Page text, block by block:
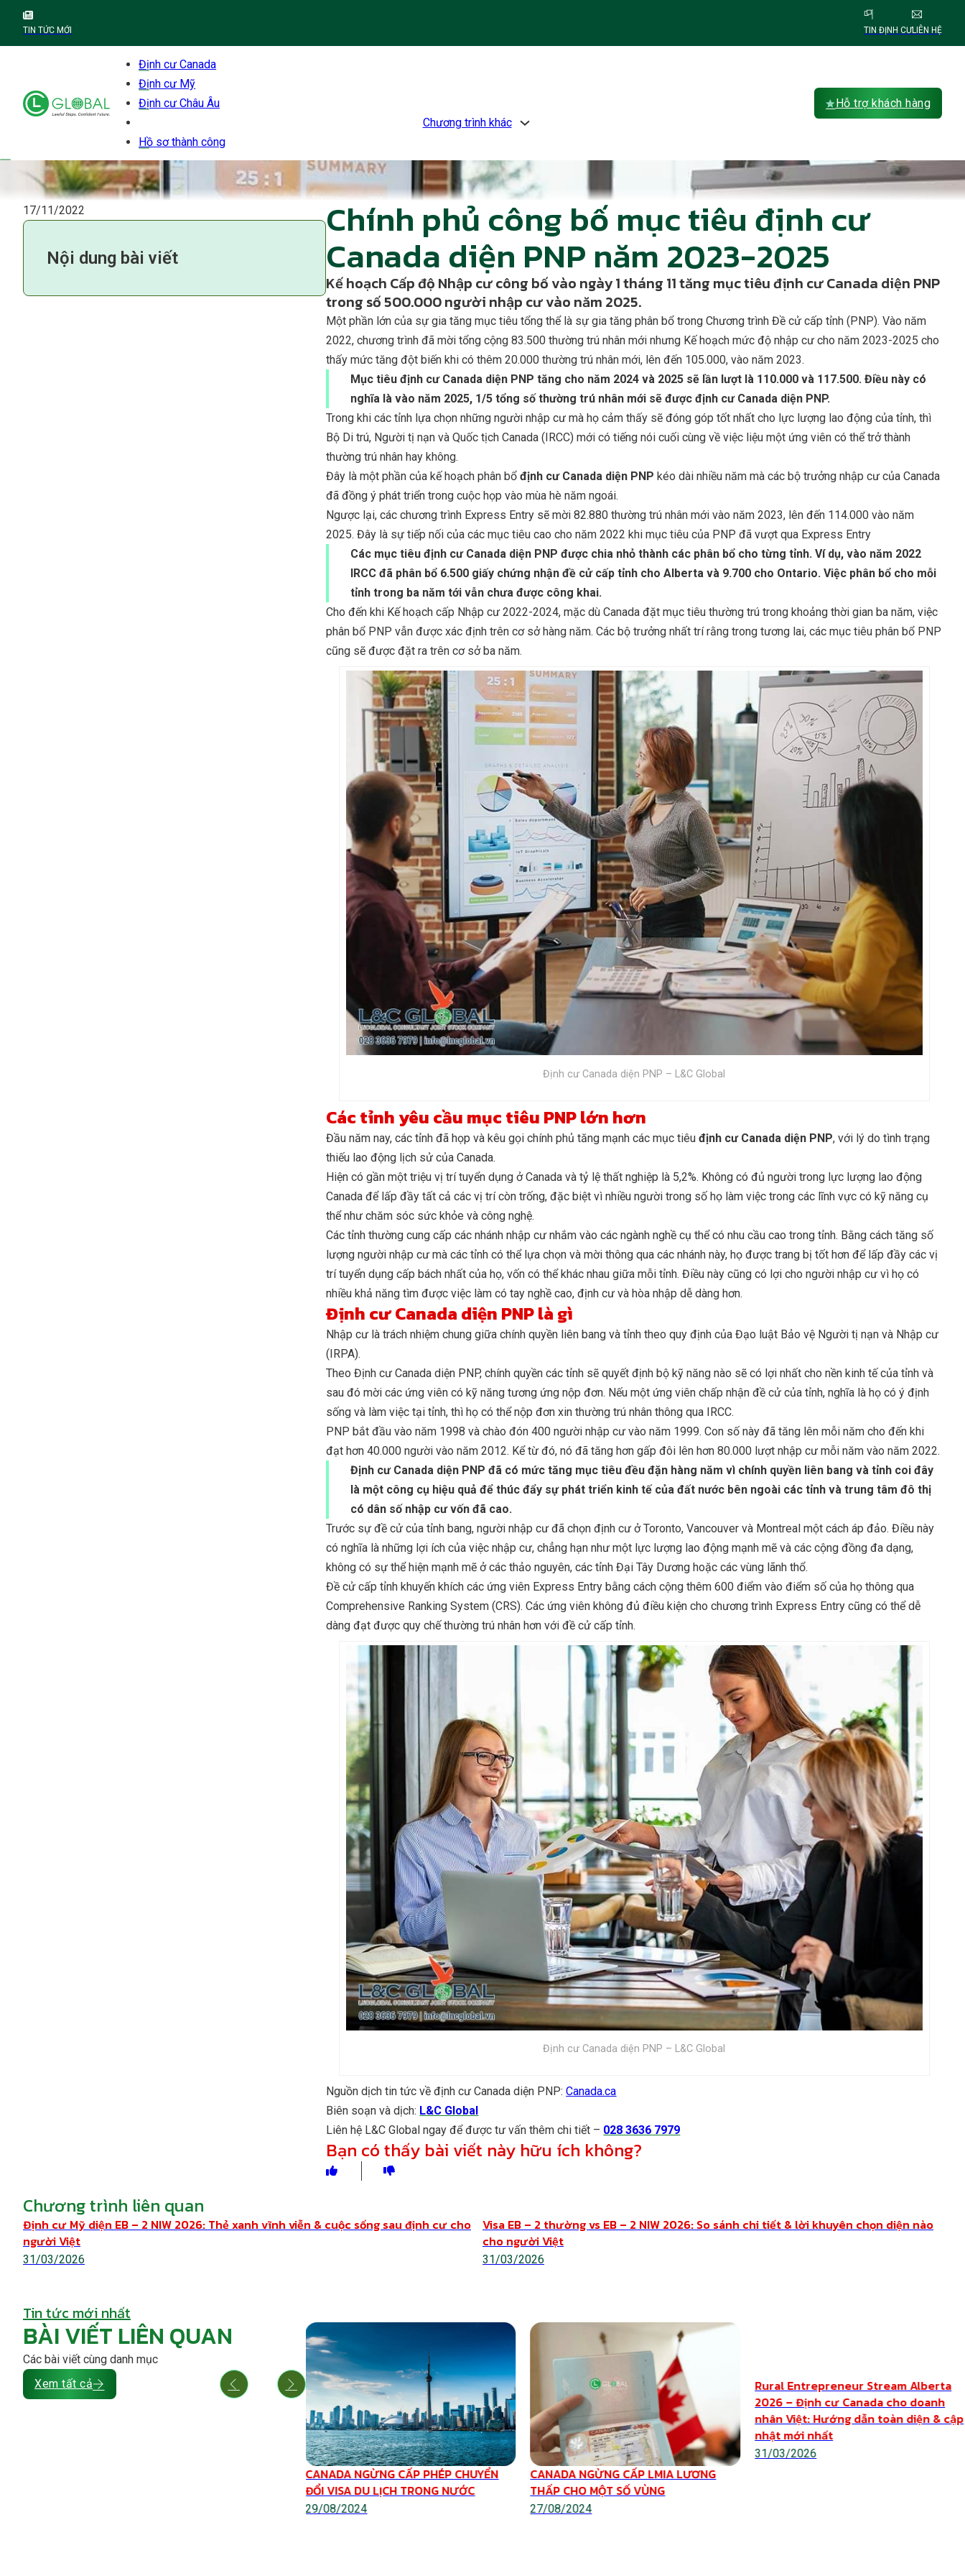
TIN TỨC MỚI TIN ĐỊNH CƯLIÊN HỆ
Định cư Canada
Định cư Mỹ
Định cư Châu Âu
Chương trình khác
Hồ sơ thành công
Hỗ trợ khách hàng
17/11/2022
Nội dung bài viết
Chính phủ công bố mục tiêu định cư
Canada diện PNP năm 2023-2025
Kế hoạch Cấp độ Nhập cư công bố vào ngày 1 tháng 11 tăng mục tiêu định cư Canada diện PNP
trong số 500.000 người nhập cư vào năm 2025.
Một phần lớn của sự gia tăng mục tiêu tổng thể là sự gia tăng phân bổ trong Chương trình Đề cử cấp tỉnh (PNP). Vào năm
2022, chương trình đã mời tổng cộng 83.500 thường trú nhân mới nhưng Kế hoạch mức độ nhập cư cho năm 2023-2025 cho
thấy mức tăng đột biến khi có thêm 20.000 thường trú nhân mới, lên đến 105.000, vào năm 2023.
Mục tiêu định cư Canada diện PNP tăng cho năm 2024 và 2025 sẽ lần lượt là 110.000 và 117.500. Điều này có
nghĩa là vào năm 2025, 1/5 tổng số thường trú nhân mới sẽ được định cư Canada diện PNP.
Trong khi các tỉnh lựa chọn những người nhập cư mà họ cảm thấy sẽ đóng góp tốt nhất cho lực lượng lao động của tỉnh, thì
Bộ Di trú, Người tị nạn và Quốc tịch Canada (IRCC) mới có tiếng nói cuối cùng về việc liệu một ứng viên có thể trở thành
thường trú nhân hay không.
Đây là một phần của kế hoạch phân bổđịnh cư Canada diện PNP kéo dài nhiều năm mà các bộ trưởng nhập cư của Canada
đã đồng ý phát triển trong cuộc họp vào mùa hè năm ngoái.
Ngược lại, các chương trình Express Entry sẽ mời 82.880 thường trú nhân mới vào năm 2023, lên đến 114.000 vào năm
2025. Đây là sự tiếp nối của các mục tiêu cao cho năm 2022 khi mục tiêu của PNP đã vượt qua Express Entry
Các mục tiêu định cư Canada diện PNP được chia nhỏ thành các phân bổ cho từng tỉnh. Ví dụ, vào năm 2022
IRCC đã phân bổ 6.500 giấy chứng nhận đề cử cấp tỉnh cho Alberta và 9.700 cho Ontario. Việc phân bổ cho mỗi
tỉnh trong ba năm tới vẫn chưa được công khai.
Cho đến khi Kế hoạch cấp Nhập cư 2022-2024, mặc dù Canada đặt mục tiêu thường trú trong khoảng thời gian ba năm, việc
phân bổ PNP vẫn được xác định trên cơ sở hàng năm. Các bộ trưởng nhất trí rằng trong tương lai, các mục tiêu phân bổ PNP
cũng sẽ được đặt ra trên cơ sở ba năm.
Định cư Canada diện PNP – L&C Global
Các tỉnh yêu cầu mục tiêu PNP lớn hơn
Đầu năm nay, các tỉnh đã họp và kêu gọi chính phủ tăng mạnh các mục tiêuđịnh cư Canada diện PNP, với lý do tình trạng
thiếu lao động lịch sử của Canada.
Hiện có gần một triệu vị trí tuyển dụng ở Canada và tỷ lệ thất nghiệp là 5,2%. Không có đủ người trong lực lượng lao động
Canada để lấp đầy tất cả các vị trí còn trống, đặc biệt vì nhiều người trong số họ làm việc trong các lĩnh vực có kỹ năng cụ
thể như chăm sóc sức khỏe và công nghệ.
Các tỉnh thường cung cấp các nhánh nhập cư nhắm vào các ngành nghề cụ thể có nhu cầu cao trong tỉnh. Bằng cách tăng số
lượng người nhập cư mà các tỉnh có thể lựa chọn và mời thông qua các nhánh này, họ được trang bị tốt hơn để lấp đầy các vị
trí tuyển dụng cấp bách nhất của họ, vốn có thể khác nhau giữa mỗi tỉnh. Điều này cũng có lợi cho người nhập cư vì họ có
nhiều khả năng tìm được việc làm có tay nghề cao, định cư và hòa nhập dễ dàng hơn.
Định cư Canada diện PNP là gì
Nhập cư là trách nhiệm chung giữa chính quyền liên bang và tỉnh theo quy định của Đạo luật Bảo vệ Người tị nạn và Nhập cư
(IRPA).
Theo Định cư Canada diện PNP, chính quyền các tỉnh sẽ quyết định bộ kỹ năng nào sẽ có lợi nhất cho nền kinh tế của tỉnh và
sau đó mời các ứng viên có kỹ năng tương ứng nộp đơn. Nếu một ứng viên chấp nhận đề cử của tỉnh, nghĩa là họ có ý định
sống và làm việc tại tỉnh, thì họ có thể nộp đơn xin thường trú nhân thông qua IRCC.
PNP bắt đầu vào năm 1998 và chào đón 400 người nhập cư vào năm 1999. Con số này đã tăng lên mỗi năm cho đến khi
đạt hơn 40.000 người vào năm 2012. Kể từ đó, nó đã tăng hơn gấp đôi lên hơn 80.000 lượt nhập cư mỗi năm vào năm 2022.
Định cư Canada diện PNP đã có mức tăng mục tiêu đều đặn hàng năm vì chính quyền liên bang và tỉnh coi đây
là một công cụ hiệu quả để thúc đẩy sự phát triển kinh tế của đất nước bên ngoài các tỉnh và trung tâm đô thị
có dân số nhập cư vốn đã cao.
Trước sự đề cử của tỉnh bang, người nhập cư đã chọn định cư ở Toronto, Vancouver và Montreal một cách áp đảo. Điều này
có nghĩa là những lợi ích của việc nhập cư, chẳng hạn như một lực lượng lao động mạnh mẽ và các cộng đồng đa dạng,
không có sự thể hiện mạnh mẽ ở các thảo nguyên, các tỉnh Đại Tây Dương hoặc các vùng lãnh thổ.
Đề cử cấp tỉnh khuyến khích các ứng viên Express Entry bằng cách cộng thêm 600 điểm vào điểm số của họ thông qua
Comprehensive Ranking System (CRS). Các ứng viên không đủ điều kiện cho chương trình Express Entry cũng có thể dễ
dàng đạt được quy chế thường trú nhân hơn với đề cử cấp tỉnh.
Định cư Canada diện PNP – L&C Global
Nguồn dịch tin tức về định cư Canada diện PNP:Canada.ca
Biên soạn và dịch: L&C Global
Liên hệ L&C Global ngay để được tư vấn thêm chi tiết – 028 3636 7979
Bạn có thấy bài viết này hữu ích không?
Chương trình liên quan
Định cư Mỹ diện EB – 2 NIW 2026: Thẻ xanh vĩnh viễn & cuộc sống sau định cư cho
người Việt
31/03/2026
Visa EB – 2 thường vs EB – 2 NIW 2026: So sánh chi tiết & lời khuyên chọn diện nào
cho người Việt
31/03/2026
Tin tức mới nhất
BÀI VIẾT LIÊN QUAN
Các bài viết cùng danh mục
Xem tất cả
Cơ hội
Cách chuẩn bị hồ sơ EB – 2 NIW & Quy
CANADA NGỪNG CẤP PHÉP CHUYỂN
ĐỔI VISA DU LỊCH TRONG NƯỚC
29/08/2024
CANADA NGỪNG CẤP LMIA LƯƠNG
THẤP CHO MỘT SỐ VÙNG
27/08/2024
Rural Entrepreneur Stream Alberta
2026 – Định cư Canada cho doanh
nhân Việt: Hướng dẫn toàn diện & cập
nhật mới nhất
31/03/2026